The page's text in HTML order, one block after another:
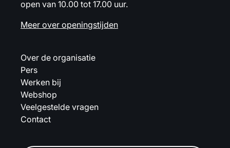
open van 10.00 tot 17.00 uur.
Meer over openingstijden
Over de organisatie
Pers
Werken bij
Webshop
Veelgestelde vragen
Contact